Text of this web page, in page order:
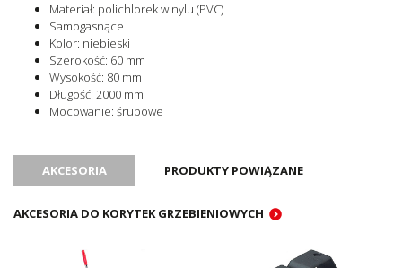
Materiał: polichlorek winylu (PVC)
Samogasnące
Kolor: niebieski
Szerokość: 60 mm
Wysokość: 80 mm
Długość: 2000 mm
Mocowanie: śrubowe
AKCESORIA PRODUKTY POWIĄZANE
AKCESORIA DO KORYTEK GRZEBIENIOWYCH